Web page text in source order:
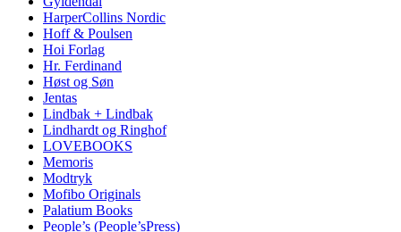
HarperCollins Nordic
Hoff & Poulsen
Hoi Forlag
Hr. Ferdinand
Høst og Søn
Jentas
Lindbak + Lindbak
Lindhardt og Ringhof
LOVEBOOKS
Memoris
Modtryk
Mofibo Originals
Palatium Books
People’s (People’sPress)